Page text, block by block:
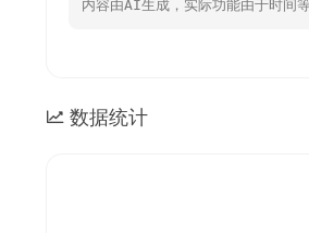
内容由AI生成，实际功能由于时间
数据统计